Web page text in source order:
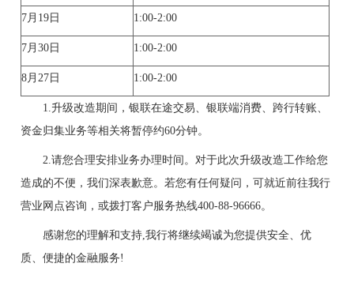
7月19日 1:00-2:00
7月30日 1:00-2:00
8月27日 1:00-2:00
1.升级改造期间，银联在途交易、银联端消费、跨行转账、
资金归集业务等相关将暂停约60分钟。
2.请您合理安排业务办理时间。对于此次升级改造工作给您
造成的不便，我们深表歉意。若您有任何疑问，可就近前往我行
营业网点咨询，或拨打客户服务热线400-88-96666。
感谢您的理解和支持,我行将继续竭诚为您提供安全、优
质、便捷的金融服务!